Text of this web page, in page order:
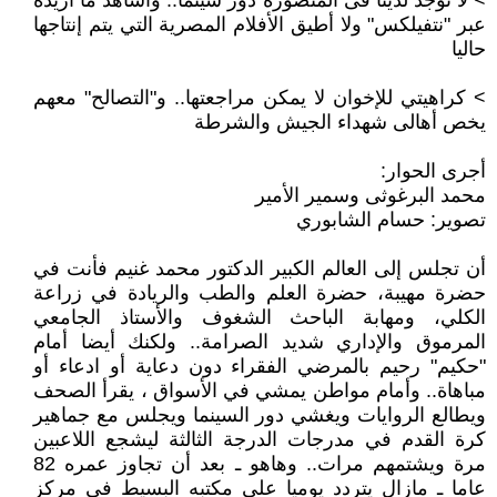
عبر "نتفيلكس" ولا أطيق الأفلام المصرية التي يتم إنتاجها
حاليا
> كراهيتي للإخوان لا يمكن مراجعتها.. و"التصالح" معهم
يخص أهالى شهداء الجيش والشرطة
أجرى الحوار:
محمد البرغوثى وسمير الأمير
تصوير: حسام الشابوري
أن تجلس إلى العالم الكبير الدكتور محمد غنيم فأنت في
حضرة مهيبة، حضرة العلم والطب والريادة في زراعة
الكلي، ومهابة الباحث الشغوف والأستاذ الجامعي
المرموق والإداري شديد الصرامة.. ولكنك أيضا أمام
"حكيم" رحيم بالمرضي الفقراء دون دعاية أو ادعاء أو
مباهاة.. وأمام مواطن يمشي في الأسواق ، يقرأ الصحف
ويطالع الروايات ويغشي دور السينما ويجلس مع جماهير
كرة القدم في مدرجات الدرجة الثالثة ليشجع اللاعبين
مرة ويشتمهم مرات.. وهاهو ـ بعد أن تجاوز عمره 82
عاما ـ مازال يتردد يوميا على مكتبه البسيط في مركز